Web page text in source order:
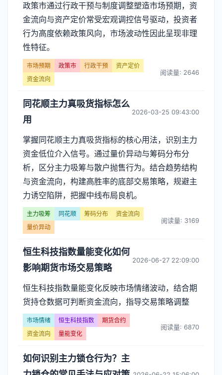
政策市通过行政干预与制度调整塑造市场预期，资
金流向与资产定价常受宏观调控信号驱动，投资者
行为高度依赖政策风向，市场波动性因此呈现非理
性特征。
市场预期 政策市 行政干预
资产定价
资金流向
阅读量: 2646
同花顺主力真吸货指标怎么
用
2026-03-25 09:43:00
掌握同花顺主力真吸货指标的核心用法，识别主力
资金低位介入信号。通过量价异动与筹码分布分
析，区分主力吸筹与散户抛售行为。结合趋势结构
与资金流向，构建高胜率的底部交易策略，规避主
力诱空陷阱，把握中线布局良机。
主力吸筹 同花顺 筹码分布
资金流向
量价异动
阅读量: 3169
恒生科技指数量能变化如何
影响期货市场交易策略
2026-06-27 22:09:00
恒生科技指数量能变化反映市场情绪波动，结合期
货持仓数据可判断资金流向，指导交易策略调整
市场情绪 恒生科技指数
期货合约
资金流向
量能变化
阅读量: 6870
如何识别主力锁仓行为？主